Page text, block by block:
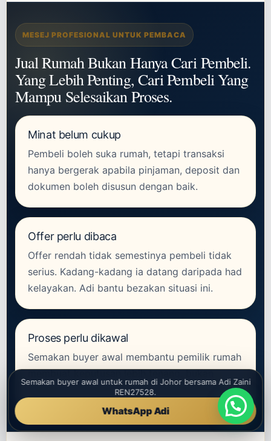
MESEJ PROFESIONAL UNTUK PEMBACA
Jual Rumah Bukan Hanya Cari Pembeli.
Yang Lebih Penting, Cari Pembeli Yang
Mampu Selesaikan Proses.
Minat belum cukup
Pembeli boleh suka rumah, tetapi transaksi
hanya bergerak apabila pinjaman, deposit dan
dokumen boleh disusun dengan baik.
Offer perlu dibaca
Offer rendah tidak semestinya pembeli tidak
serius. Kadang-kadang ia datang daripada had
kelayakan. Adi bantu bezakan situasi ini.
Proses perlu dikawal
Semakan buyer awal membantu pemilik rumah
membuat keputusan lebih tenang, bukan
sekadar ikut tekanan enquiry atau viewing.
Semakan buyer awal untuk rumah di Johor bersama Adi Zaini
REN27528.
WhatsApp Adi